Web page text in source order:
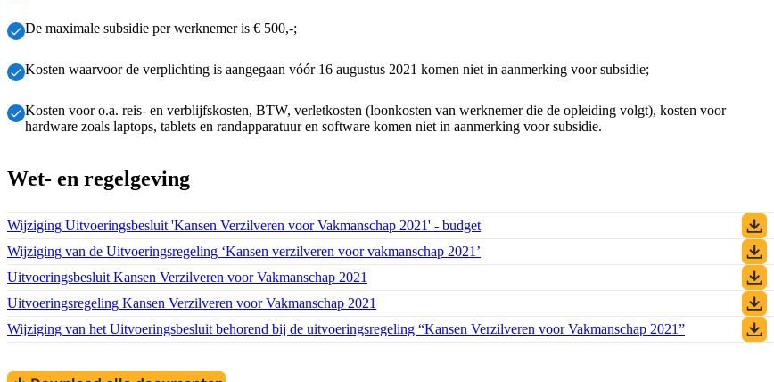
De maximale subsidie per werknemer is € 500,-;
Kosten waarvoor de verplichting is aangegaan vóór 16 augustus 2021 komen niet in aanmerking voor subsidie;
Kosten voor o.a. reis- en verblijfskosten, BTW, verletkosten (loonkosten van werknemer die de opleiding volgt), kosten voor
hardware zoals laptops, tablets en randapparatuur en software komen niet in aanmerking voor subsidie.
Wet- en regelgeving
Download bestand:
Wijziging Uitvoeringsbesluit 'Kansen Verzilveren voor Vakmanschap 2021' - budget
Download bestand:
Wijziging van de Uitvoeringsregeling ‘Kansen verzilveren voor vakmanschap 2021’
Download bestand:
Uitvoeringsbesluit Kansen Verzilveren voor Vakmanschap 2021
Download bestand:
Uitvoeringsregeling Kansen Verzilveren voor Vakmanschap 2021
Download bestand:
Wijziging van het Uitvoeringsbesluit behorend bij de uitvoeringsregeling “Kansen Verzilveren voor Vakmanschap 2021”